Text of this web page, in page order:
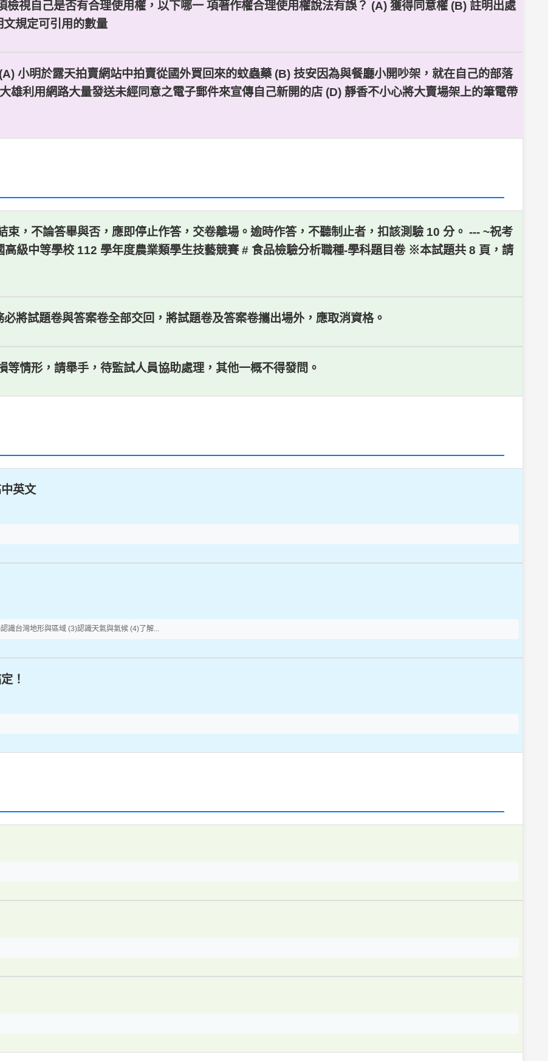
檢視自己是否有合理使用權，以下哪一 項著作權合理使用權說法有誤？ (A) 獲得同意權 (B) 註明出處
規定可引用的數量
小明於露天拍賣網站中拍賣從國外買回來的蚊蟲藥 (B) 技安因為與餐廳小開吵架，就在自己的部落
雄利用網路大量發送未經同意之電子郵件來宣傳自己新開的店 (D) 靜香不小心將大賣場架上的筆電帶
束，不論答畢與否，應即停止作答，交卷離場。逾時作答，不聽制止者，扣該測驗 10 分。 --- ~祝考
級中等學校 112 學年度農業類學生技藝競賽 # 食品檢驗分析職種-學科題目卷 ※本試題共 8 頁，請
將試題卷與答案卷全部交回，將試題卷及答案卷攜出場外，應取消資格。
情形，請舉手，待監試人員協助處理，其他一概不得發問。
英文
識台灣地形與區域 (3)認識天氣與氣候 (4)了解...
！